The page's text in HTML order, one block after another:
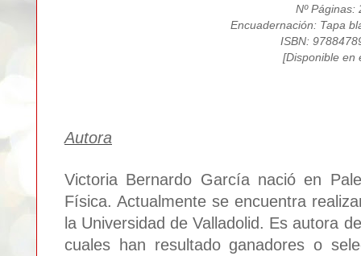
Nº Páginas:
Encuadernación: Tapa
ISBN:
[Disponible en
Autora
Victoria Bernardo García nació en
Física. Actualmente se encuentra
la Universidad de Valladolid. Es autora
cuales han resultado ganadores o